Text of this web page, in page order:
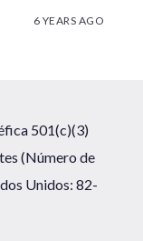
6 YEARS AGO
501(c)(3)
(Número de
Unidos: 82-